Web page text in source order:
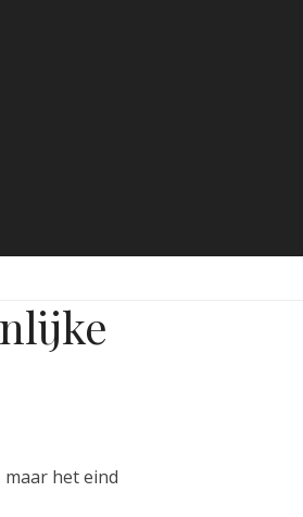
maar het eind